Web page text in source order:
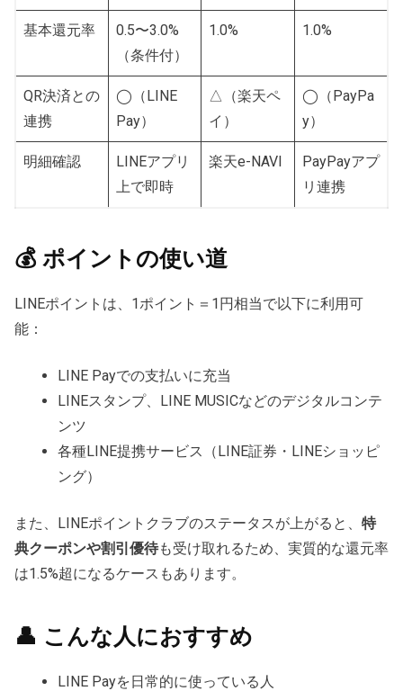
基本還元率
0.5〜3.0%
（条件付）
1.0% 1.0%
QR決済との
連携
◯（LINE
Pay）
△（楽天ペ
イ）
◯（PayPa
y）
明細確認
LINEアプリ
上で即時
楽天e-NAVI
PayPayアプ
リ連携
💰 ポイントの使い道
LINEポイントは、1ポイント＝1円相当で以下に利用可
能：
LINE Payでの支払いに充当
LINEスタンプ、LINE MUSICなどのデジタルコンテ
ンツ
各種LINE提携サービス（LINE証券・LINEショッピ
ング）
また、LINEポイントクラブのステータスが上がると、 特
典クーポンや割引優待も受け取れるため、実質的な還元率
は1.5%超になるケースもあります。
👤 こんな人におすすめ
LINE Payを日常的に使っている人